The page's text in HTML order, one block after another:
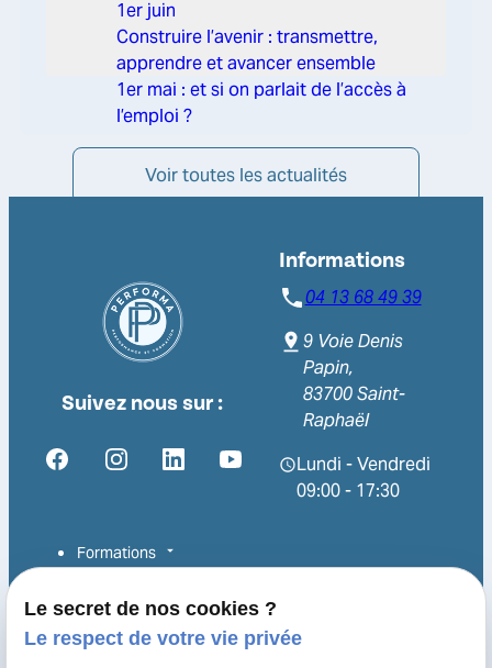
1er juin
Construire l’avenir : transmettre,
apprendre et avancer ensemble
1er mai : et si on parlait de l’accès à
l’emploi ?
Voir toutes les actualités
Suivez nous sur :
Informations
04 13 68 49 39
9 Voie Denis
Papin,
83700 Saint-
Raphaël
Lundi - Vendredi
09:00 - 17:30
Formations
Alternance
Reconversion
Le secret de nos cookies ?
Le respect de votre vie privée